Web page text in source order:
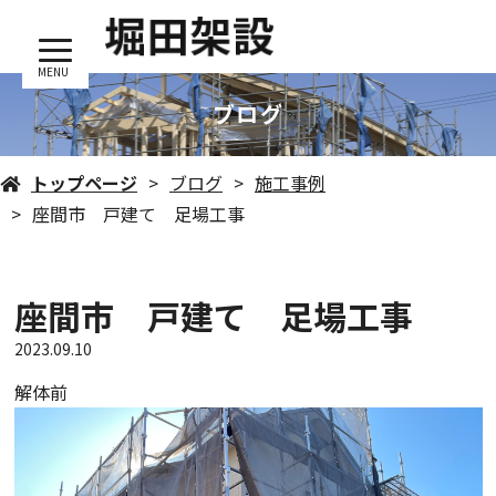
MENU
ブログ
トップページ ブログ
施工事例
座間市 戸建て 足場工事
座間市 戸建て 足場工事
2023.09.10
解体前